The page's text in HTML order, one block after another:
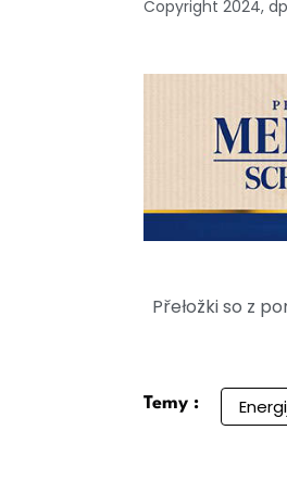
Copyright 2024,
Přełožki so z
Temy :